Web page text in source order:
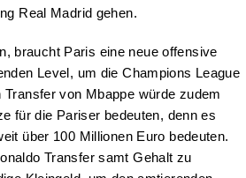
Real Madrid gehen.
braucht Paris eine neue offensive
Level, um die Champions League
von Mbappe würde zudem
für die Pariser bedeuten, denn es
über 100 Millionen Euro bedeuten.
Transfer samt Gehalt zu